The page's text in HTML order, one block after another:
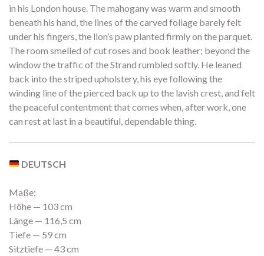
in his London house. The mahogany was warm and smooth
beneath his hand, the lines of the carved foliage barely felt
under his fingers, the lion’s paw planted firmly on the parquet.
The room smelled of cut roses and book leather; beyond the
window the traffic of the Strand rumbled softly. He leaned
back into the striped upholstery, his eye following the
winding line of the pierced back up to the lavish crest, and felt
the peaceful contentment that comes when, after work, one
can rest at last in a beautiful, dependable thing.
DEUTSCH
Maße:
Höhe — 103 cm
Länge — 116,5 cm
Tiefe — 59 cm
Sitztiefe — 43 cm